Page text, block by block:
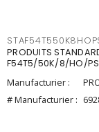
PRODUITS
F54T5/50K/8/HO/
Manufacturier :
# Manufacturier :